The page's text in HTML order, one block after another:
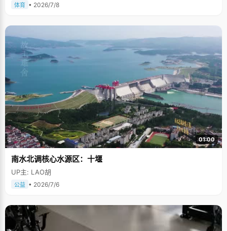
体育 • 2026/7/8
01:00
南水北调核心水源区：十堰
UP主: LAO胡
公益 • 2026/7/6